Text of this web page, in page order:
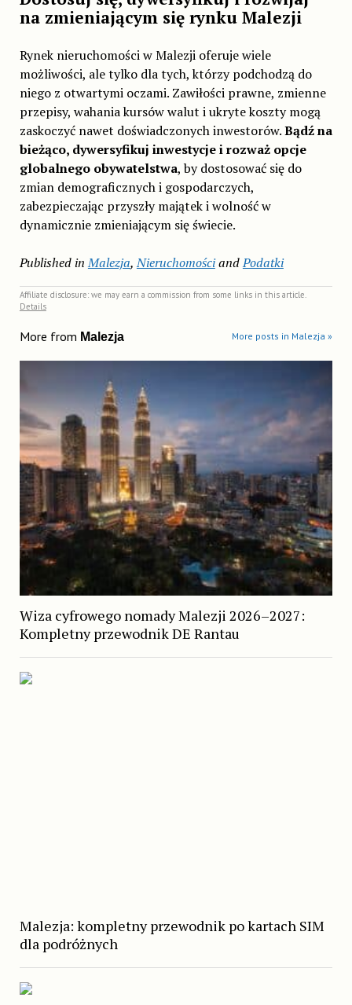
na zmieniającym się rynku Malezji
Rynek nieruchomości w Malezji oferuje wiele
możliwości, ale tylko dla tych, którzy podchodzą do
niego z otwartymi oczami. Zawiłości prawne, zmienne
przepisy, wahania kursów walut i ukryte koszty mogą
zaskoczyć nawet doświadczonych inwestorów.Bądź na
bieżąco, dywersyfikuj inwestycje i rozważ opcje
globalnego obywatelstwa, by dostosować się do
zmian demograficznych i gospodarczych,
zabezpieczając przyszły majątek i wolność w
dynamicznie zmieniającym się świecie.
Published in Malezja,NieruchomościandPodatki
Affiliate disclosure: we may earn a commission from some links in this article.
Details
More from Malezja More posts in Malezja »
Wiza cyfrowego nomady Malezji 2026–2027:
Kompletny przewodnik DE Rantau
Malezja: kompletny przewodnik po kartach SIM
dla podróżnych